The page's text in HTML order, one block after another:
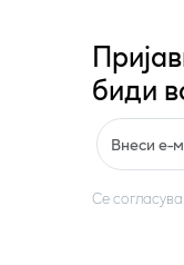
биди
Се